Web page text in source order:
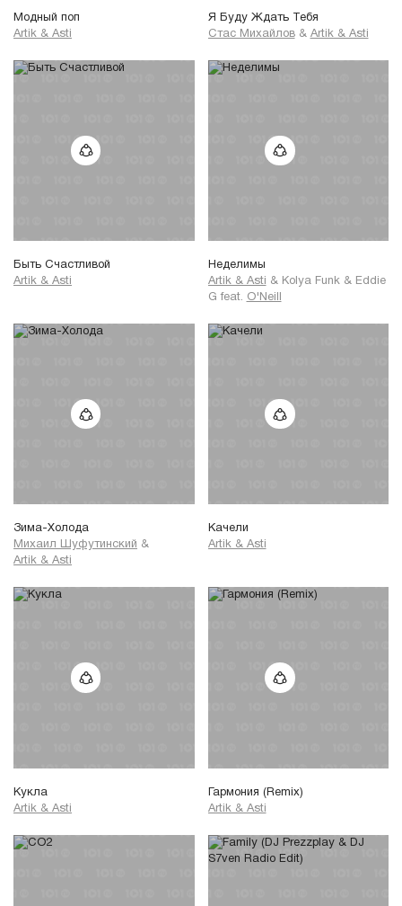
Модный поп
Artik & Asti
Я Буду Ждать Тебя
Стас Михайлов & Artik & Asti
Быть Счастливой
Artik & Asti
Неделимы
Artik & Asti & Kolya Funk & Eddie
G feat. O'Neill
Зима-Холода
Михаил Шуфутинский &
Artik & Asti
Качели
Artik & Asti
Кукла
Artik & Asti
Гармония (Remix)
Artik & Asti